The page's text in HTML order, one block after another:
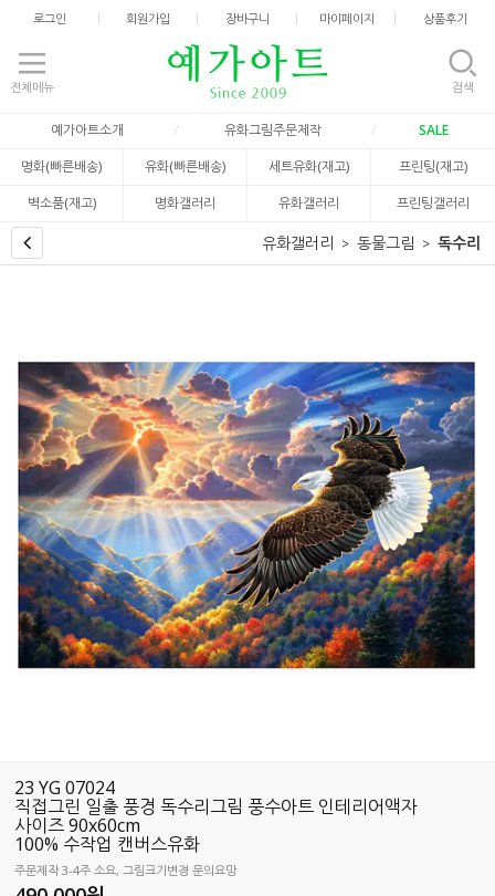
로그인 회원가입 장바구니 마이페이지 상품후기
전체메뉴 검색
예가아트소개 유화그림주문제작
SALE
명화(빠른배송)
유화(빠른배송) 세트유화(재고)
프린팅(재고)
벽소품(재고)
명화갤러리 유화갤러리 프린팅갤러리
유화갤러리 동물그림 독수리
23 YG 07024
직접그린 일출 풍경 독수리그림 풍수아트 인테리어액자
사이즈 90x60cm
100% 수작업 캔버스유화
주문제작 3-4주 소요, 그림크기변경 문의요망